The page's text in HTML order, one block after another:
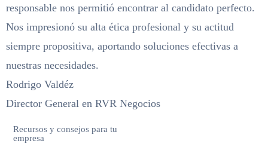
responsable nos permitió encontrar al candidato perfecto.
Nos impresionó su alta ética profesional y su actitud
siempre propositiva, aportando soluciones efectivas a
nuestras necesidades.
Rodrigo Valdéz
Director General en RVR Negocios
Recursos y consejos para tu
empresa